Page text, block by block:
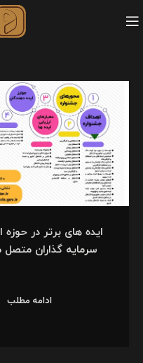
ایده های برتر در حوزه
سرمایه گذاران
ادامه مطلب